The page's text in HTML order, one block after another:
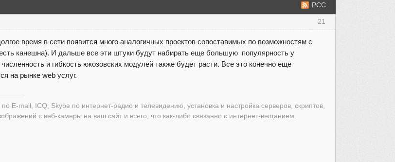
РСС
21
время в сети появится много аналогичных проектов сопоставимых по возможностям с
канешна). И дальше все эти штуки будут набирать еще большую популярность у
и гибкость юкозовских модулей также будет расти. Все это конечно еще
на рынке web услуг.
E-mail, ICQ, Skype по интернет-радио и телевидению, установка и настройка серверов, скриптов,
с веб-камеры на ваш сайт и всего, что как-либо связанно с интернет-вещанием.